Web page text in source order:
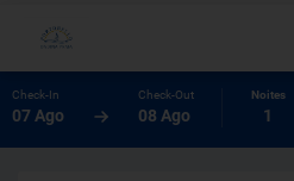
Check-In
07 Ago
Check-Out
08 Ago
Noites
1